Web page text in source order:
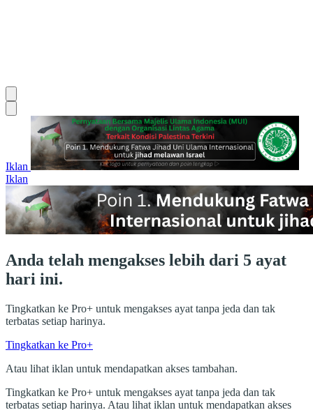
Iklan
Iklan
Anda telah mengakses lebih dari 5 ayat
hari ini.
Tingkatkan ke Pro+ untuk mengakses ayat tanpa jeda dan tak
terbatas setiap harinya.
Tingkatkan ke Pro+
Atau lihat iklan untuk mendapatkan akses tambahan.
Tingkatkan ke Pro+ untuk mengakses ayat tanpa jeda dan tak
terbatas setiap harinya. Atau lihat iklan untuk mendapatkan akses